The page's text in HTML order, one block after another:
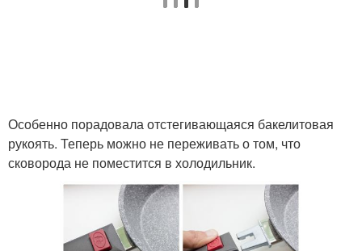
Особенно порадовала отстегивающаяся бакелитовая
рукоять. Теперь можно не переживать о том, что
сковорода не поместится в холодильник.